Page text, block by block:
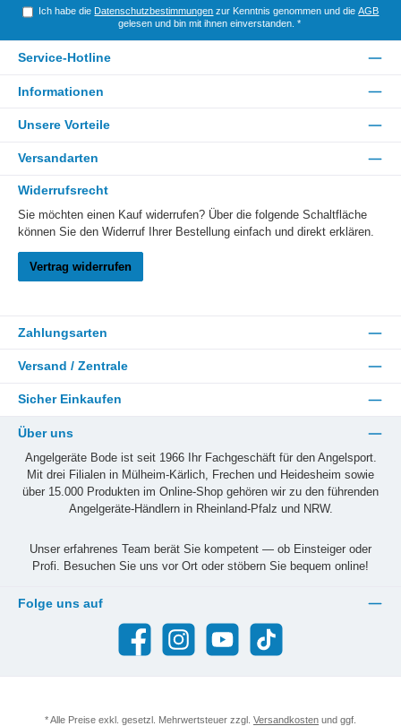
Ich habe die Datenschutzbestimmungen zur Kenntnis genommen und dieAGB
gelesen und bin mit ihnen einverstanden. *
Service-Hotline
Informationen
Unsere Vorteile
Versandarten
Widerrufsrecht
Sie möchten einen Kauf widerrufen? Über die folgende Schaltfläche
können Sie den Widerruf Ihrer Bestellung einfach und direkt erklären.
Vertrag widerrufen
Zahlungsarten
Versand / Zentrale
Sicher Einkaufen
Über uns
Angelgeräte Bode ist seit 1966 Ihr Fachgeschäft für den Angelsport.
Mit drei Filialen in Mülheim-Kärlich, Frechen und Heidesheim sowie
über 15.000 Produkten im Online-Shop gehören wir zu den führenden
Angelgeräte-Händlern in Rheinland-Pfalz und NRW.
Unser erfahrenes Team berät Sie kompetent — ob Einsteiger oder
Profi. Besuchen Sie uns vor Ort oder stöbern Sie bequem online!
Folge uns auf
Facebook Instagram YouTube TikTok
* Alle Preise exkl. gesetzl. Mehrwertsteuer zzgl. Versandkosten und ggf.